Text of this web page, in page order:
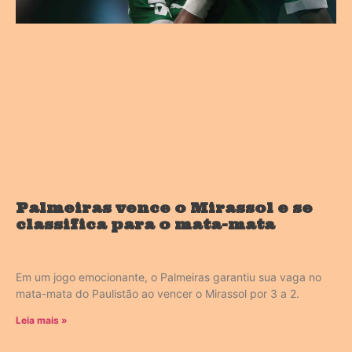
Palmeiras vence o Mirassol e se
classifica para o mata-mata
Em um jogo emocionante, o Palmeiras garantiu sua vaga no
mata-mata do Paulistão ao vencer o Mirassol por 3 a 2.
Leia mais »